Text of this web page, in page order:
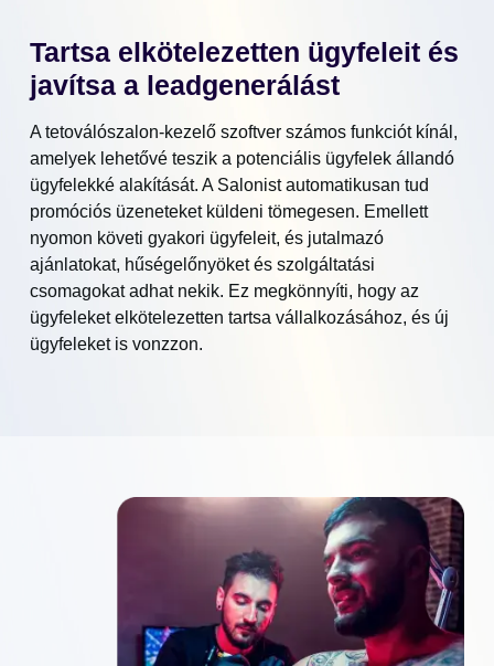
Tartsa elkötelezetten ügyfeleit és
javítsa a leadgenerálást
A tetoválószalon-kezelő szoftver számos funkciót kínál,
amelyek lehetővé teszik a potenciális ügyfelek állandó
ügyfelekké alakítását. A Salonist automatikusan tud
promóciós üzeneteket küldeni tömegesen. Emellett
nyomon követi gyakori ügyfeleit, és jutalmazó
ajánlatokat, hűségelőnyöket és szolgáltatási
csomagokat adhat nekik. Ez megkönnyíti, hogy az
ügyfeleket elkötelezetten tartsa vállalkozásához, és új
ügyfeleket is vonzzon.